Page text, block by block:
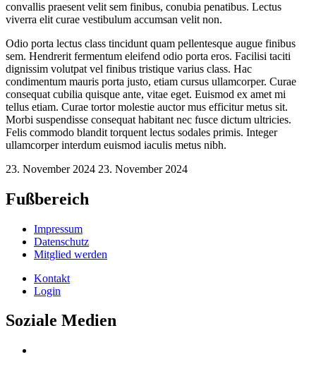
convallis praesent velit sem finibus, conubia penatibus. Lectus
viverra elit curae vestibulum accumsan velit non.
Odio porta lectus class tincidunt quam pellentesque augue finibus
sem. Hendrerit fermentum eleifend odio porta eros. Facilisi taciti
dignissim volutpat vel finibus tristique varius class. Hac
condimentum mauris porta justo, etiam cursus ullamcorper. Curae
consequat cubilia quisque ante, vitae eget. Euismod ex amet mi
tellus etiam. Curae tortor molestie auctor mus efficitur metus sit.
Morbi suspendisse consequat habitant nec fusce dictum ultricies.
Felis commodo blandit torquent lectus sodales primis. Integer
ullamcorper interdum euismod iaculis metus nibh.
23. November 2024 23. November 2024
Fußbereich
Impressum
Datenschutz
Mitglied werden
Kontakt
Login
Soziale Medien